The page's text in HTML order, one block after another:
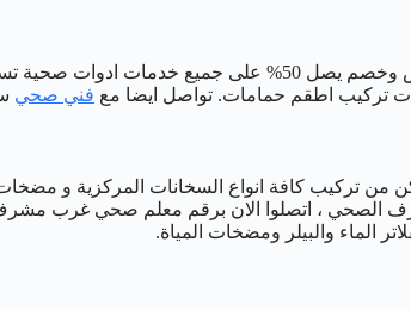
فني سباك صحي غرب مشرف الافضل والارخض وخصم يصل 50% على
تركيب اطقم حمامات. تواصل ايضا مع فني صحي
من تركيب كافة انواع السخانات المركزية و مضخات
الصحي ، اتصلوا الان برقم معلم صحي غرب
الماء والبيلر ومضخات المياة.